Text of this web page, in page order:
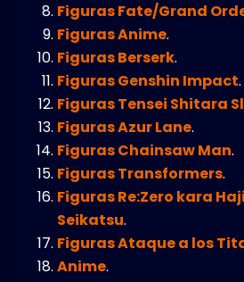
Figuras Fate/Grand
Figuras Anime.
Figuras Berserk.
Figuras Genshin Impact.
Figuras Tensei Shitara
Figuras Azur Lane.
Figuras Chainsaw Man.
Figuras Transformers.
Figuras Re:Zero kara
Seikatsu.
Figuras Ataque a los
Anime.